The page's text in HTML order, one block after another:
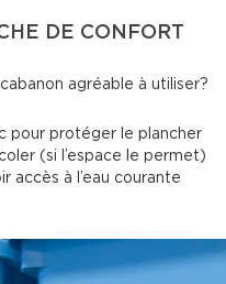
DE CONFORT
agréable à utiliser?
pour protéger le plancher
(si l’espace le permet)
accès à l’eau courante